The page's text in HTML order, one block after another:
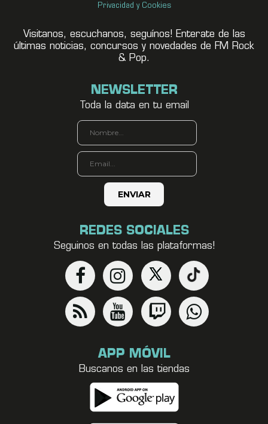
Privacidad y Cookies
Visitanos, escuchanos, seguínos! Enterate de las
últimas noticias, concursos y novedades de FM Rock
& Pop.
NEWSLETTER
Toda la data en tu email
REDES SOCIALES
Seguinos en todas las plataformas!
APP MÓVIL
Buscanos en las tiendas